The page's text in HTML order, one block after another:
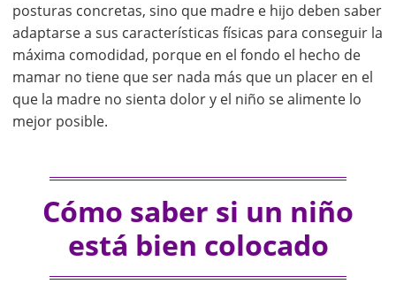
posturas concretas, sino que madre e hijo deben saber
adaptarse a sus características físicas para conseguir la
máxima comodidad, porque en el fondo el hecho de
mamar no tiene que ser nada más que un placer en el
que la madre no sienta dolor y el niño se alimente lo
mejor posible.
Cómo saber si un niño
está bien colocado